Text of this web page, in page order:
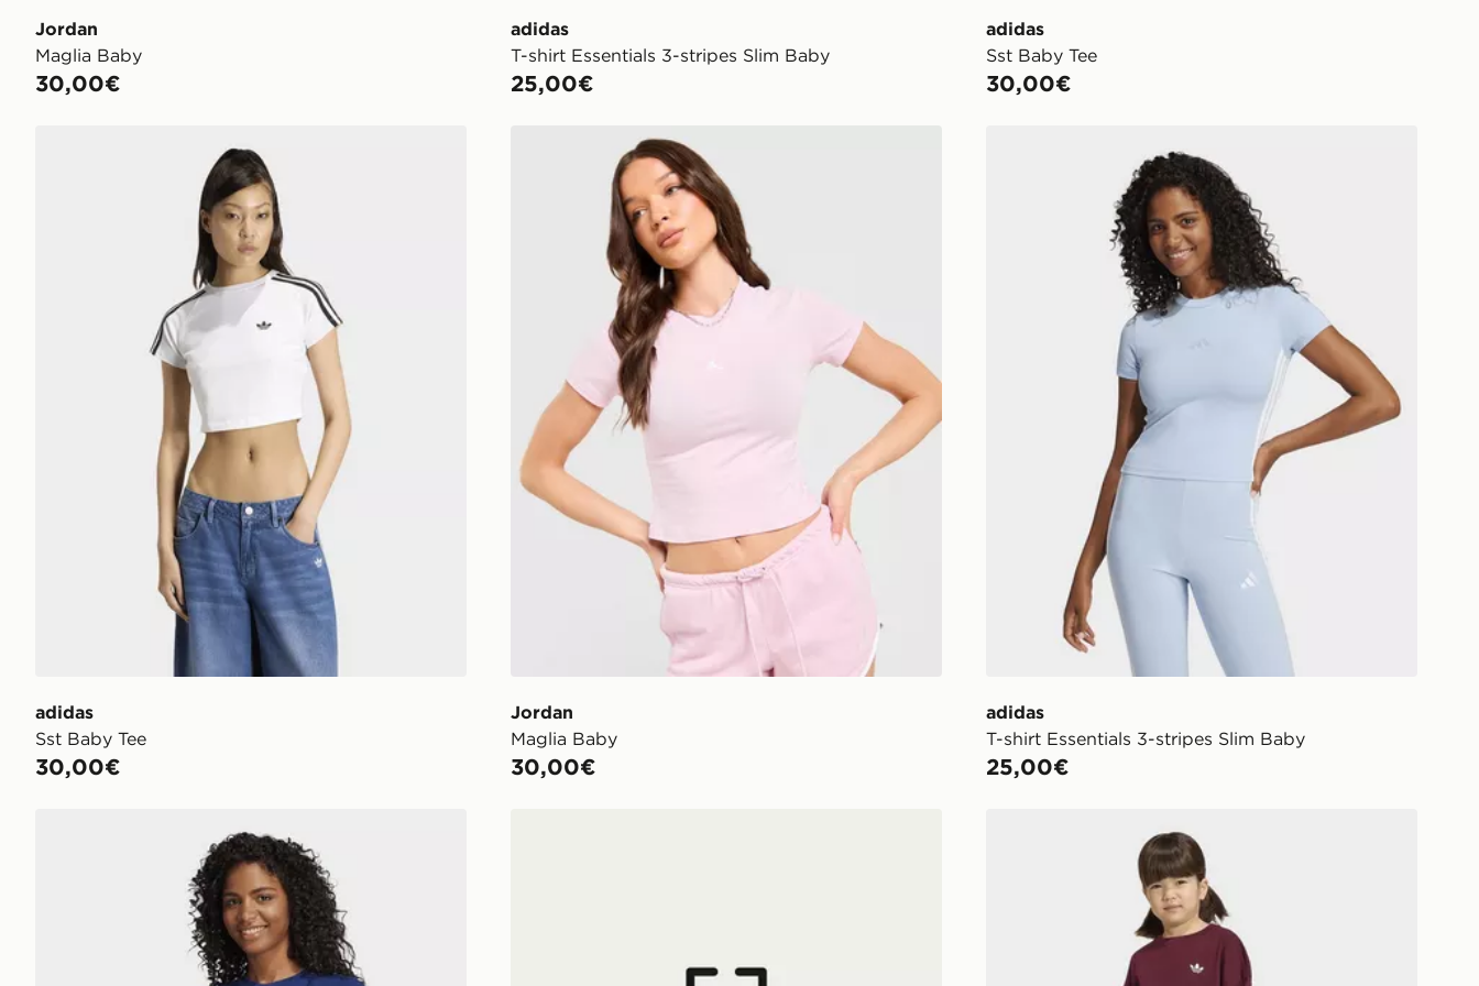
Jordan
Maglia Baby
30,00€
adidas
T-shirt Essentials 3-stripes Slim Baby
25,00€
adidas
Sst Baby Tee
30,00€
adidas
Sst Baby Tee
30,00€
Jordan Maglia Baby
Jordan
Maglia Baby
30,00€
adidas
T-shirt Essentials 3-stripes Slim Baby
25,00€